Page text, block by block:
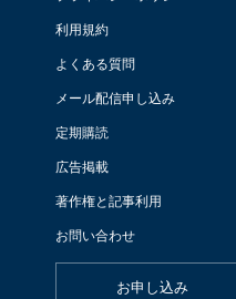
利用規約
よくある質問
メール配信申し込み
定期購読
広告掲載
著作権と記事利用
お問い合わせ
お申し込み